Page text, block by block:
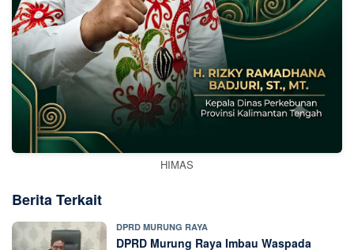
HIMAS
Berita Terkait
DPRD MURUNG RAYA
DPRD Murung Raya Imbau Waspada